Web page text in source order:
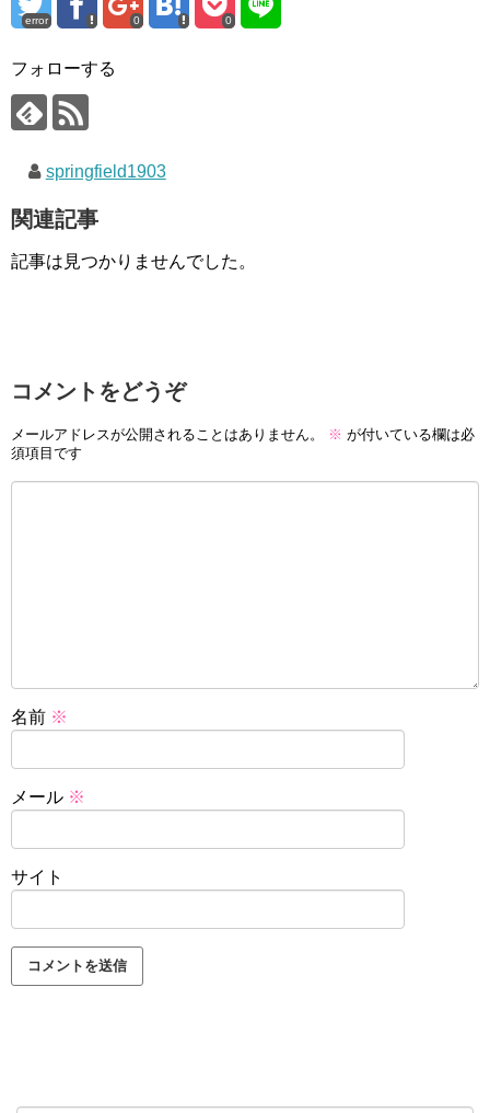
error 0 0
フォローする
springfield1903
関連記事
記事は見つかりませんでした。
コメントをどうぞ
メールアドレスが公開されることはありません。 ※ が付いている欄は必
須項目です
名前 ※
メール ※
サイト